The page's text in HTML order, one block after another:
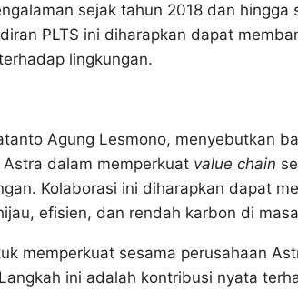
sejak tahun 2018 dan
PLTS ini diharapkan dapat
lingkungan.
Agung Lesmono, menyebutkan
dalam memperkuat value chain
Kolaborasi ini diharapkan dapat
efisien, dan rendah karbon di
memperkuat sesama perusahaan
ini adalah kontribusi nyata